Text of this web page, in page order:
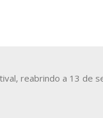
reabrindo a 13 de